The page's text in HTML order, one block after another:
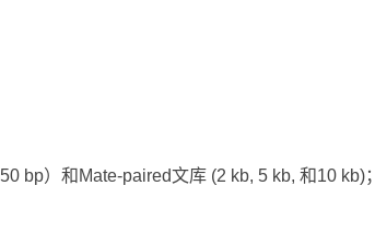
bp）和Mate-paired文库 (2 kb, 5 kb, 和10 kb)；